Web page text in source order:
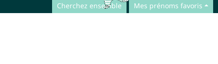
Cherchez ensemble Mes prénoms favoris